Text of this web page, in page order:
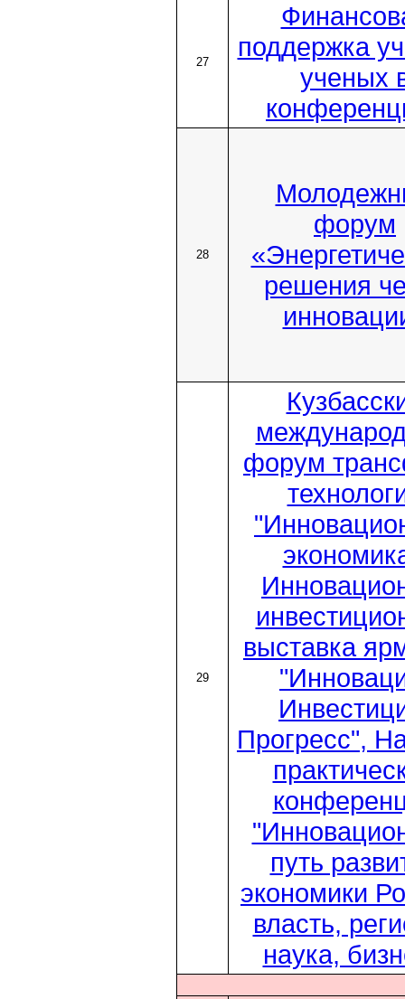
27
поддержка
ученых
28
форум
решения
29
форум
выставка
Прогресс",
путь
экономики
власть,
наука,